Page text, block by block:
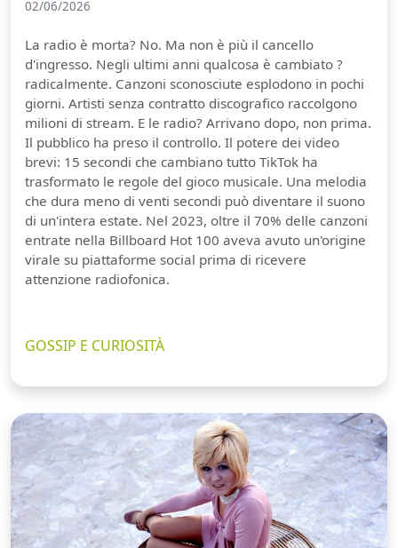
02/06/2026
La radio è morta? No. Ma non è più il cancello
d'ingresso. Negli ultimi anni qualcosa è cambiato ?
radicalmente. Canzoni sconosciute esplodono in pochi
giorni. Artisti senza contratto discografico raccolgono
milioni di stream. E le radio? Arrivano dopo, non prima.
Il pubblico ha preso il controllo. Il potere dei video
brevi: 15 secondi che cambiano tutto TikTok ha
trasformato le regole del gioco musicale. Una melodia
che dura meno di venti secondi può diventare il suono
di un'intera estate. Nel 2023, oltre il 70% delle canzoni
entrate nella Billboard Hot 100 aveva avuto un'origine
virale su piattaforme social prima di ricevere
attenzione radiofonica.
GOSSIP E CURIOSITÀ